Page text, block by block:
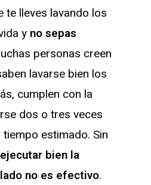
te lleves lavando los
y no sepas
personas creen
lavarse bien los
cumplen con la
dos o tres veces
estimado. Sin
bien la
no es efectivo.